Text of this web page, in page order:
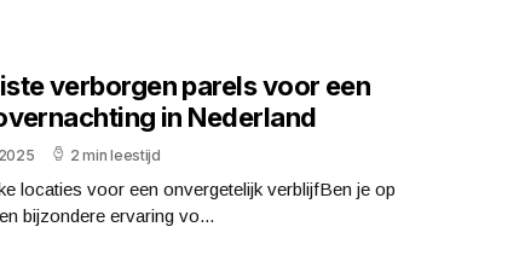
verborgen parels voor een
in Nederland
2 min leestijd
locaties voor een onvergetelijk verblijfBen je op
bijzondere ervaring vo...